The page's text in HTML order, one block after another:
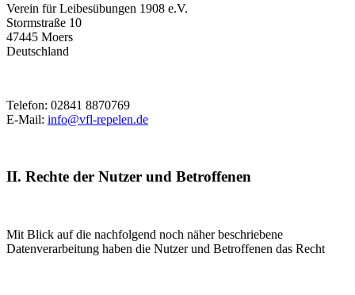
Verein für Leibesübungen 1908 e.V.
Stormstraße 10
47445 Moers
Deutschland
Telefon: 02841 8870769
E-Mail: info@vfl-repelen.de
II. Rechte der Nutzer und Betroffenen
Mit Blick auf die nachfolgend noch näher beschriebene
Datenverarbeitung haben die Nutzer und Betroffenen das Recht